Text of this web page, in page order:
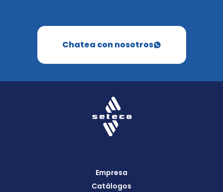
Chatea con nosotros
Empresa
Catálogos